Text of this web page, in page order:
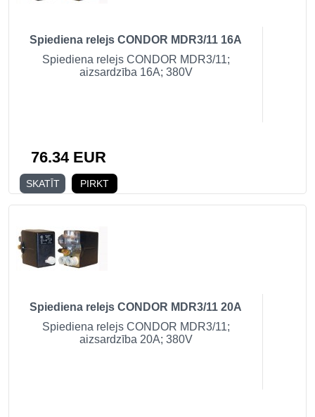
Spiediena relejs CONDOR MDR3/11 16A
Spiediena relejs CONDOR MDR3/11;
aizsardzība 16A; 380V
76.34 EUR
SKATĪT PIRKT
Spiediena relejs CONDOR MDR3/11 20A
Spiediena relejs CONDOR MDR3/11;
aizsardzība 20A; 380V